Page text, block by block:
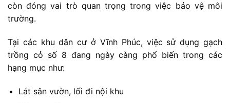
còn đóng vai trò quan trọng trong việc bảo vệ môi
trường.
Tại các khu dân cư ở Vĩnh Phúc, việc sử dụng gạch
trồng cỏ số 8 đang ngày càng phổ biến trong các
hạng mục như:
Lát sân vườn, lối đi nội khu